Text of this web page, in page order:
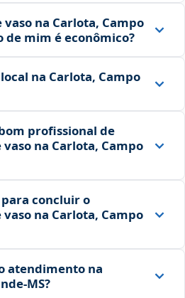
na Carlota, Campo
de mim é econômico?
na Carlota, Campo
profissional de
na Carlota, Campo
concluir o
na Carlota, Campo
atendimento na